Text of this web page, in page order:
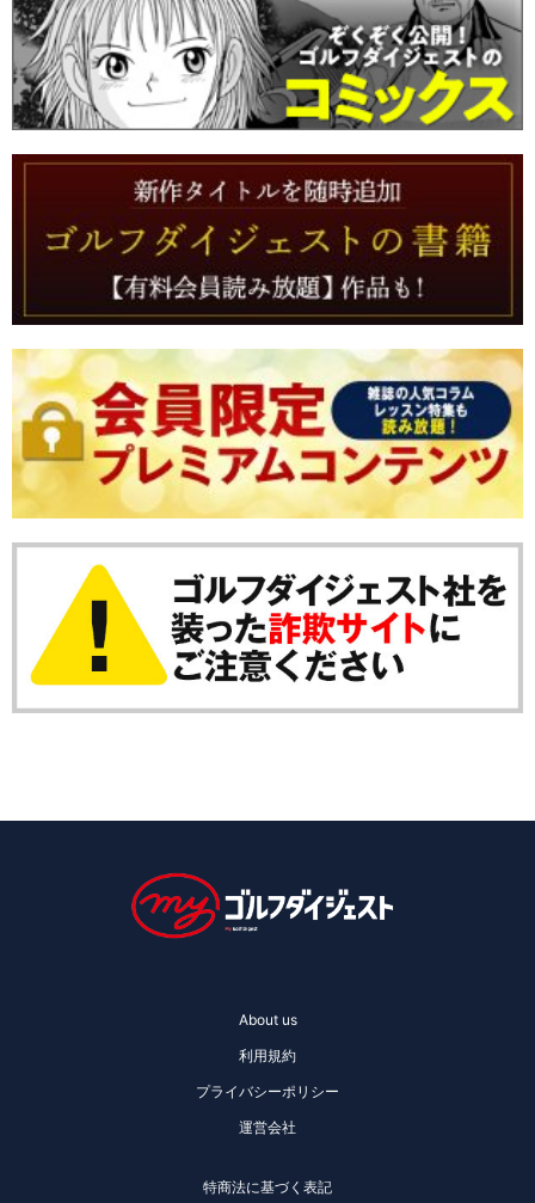
About us
利用規約
プライバシーポリシー
運営会社
特商法に基づく表記